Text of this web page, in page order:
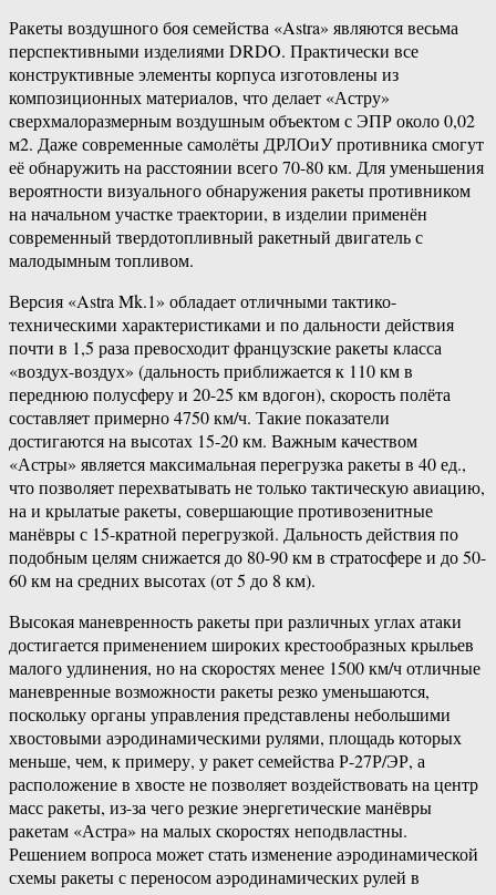
Ракеты воздушного боя семейства «Astra» являются весьма
перспективными изделиями DRDO. Практически все
конструктивные элементы корпуса изготовлены из
композиционных материалов, что делает «Астру»
сверхмалоразмерным воздушным объектом с ЭПР около 0,02
м2. Даже современные самолёты ДРЛОиУ противника смогут
её обнаружить на расстоянии всего 70-80 км. Для уменьшения
вероятности визуального обнаружения ракеты противником
на начальном участке траектории, в изделии применён
современный твердотопливный ракетный двигатель с
малодымным топливом.
Версия «Astra Mk.1» обладает отличными тактико-
техническими характеристиками и по дальности действия
почти в 1,5 раза превосходит французские ракеты класса
«воздух-воздух» (дальность приближается к 110 км в
переднюю полусферу и 20-25 км вдогон), скорость полёта
составляет примерно 4750 км/ч. Такие показатели
достигаются на высотах 15-20 км. Важным качеством
«Астры» является максимальная перегрузка ракеты в 40 ед.,
что позволяет перехватывать не только тактическую авиацию,
на и крылатые ракеты, совершающие противозенитные
манёвры с 15-кратной перегрузкой. Дальность действия по
подобным целям снижается до 80-90 км в стратосфере и до 50-
60 км на средних высотах (от 5 до 8 км).
Высокая маневренность ракеты при различных углах атаки
достигается применением широких крестообразных крыльев
малого удлинения, но на скоростях менее 1500 км/ч отличные
маневренные возможности ракеты резко уменьшаются,
поскольку органы управления представлены небольшими
хвостовыми аэродинамическими рулями, площадь которых
меньше, чем, к примеру, у ракет семейства Р-27Р/ЭР, а
расположение в хвосте не позволяет воздействовать на центр
масс ракеты, из-за чего резкие энергетические манёвры
ракетам «Астра» на малых скоростях неподвластны.
Решением вопроса может стать изменение аэродинамической
схемы ракеты с переносом аэродинамических рулей в